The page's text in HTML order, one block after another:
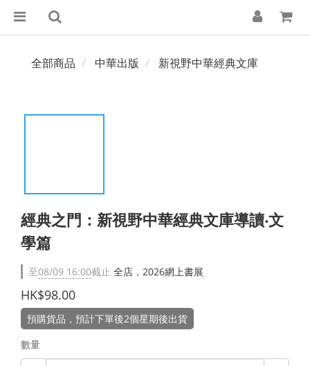
全部商品 中華出版 新視野中華經典文庫
經典之門：新視野中華經典文庫導讀‧文
學篇
至08/09 16:00截止 全店，2026網上書展
HK$98.00
預購貨品，預計下單後2個星期後出貨
數量